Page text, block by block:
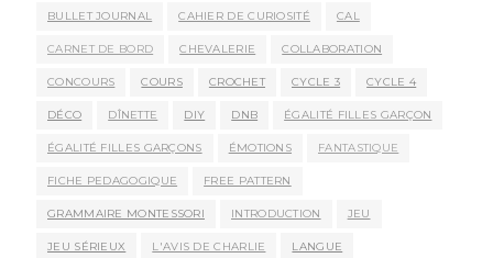
BULLET JOURNAL CAHIER DE CURIOSITÉ CAL
CARNET DE BORD CHEVALERIE COLLABORATION
CONCOURS COURS CROCHET CYCLE 3 CYCLE 4
DÉCO DÎNETTE DIY DNB ÉGALITÉ FILLES GARÇON
ÉGALITÉ FILLES GARÇONS ÉMOTIONS FANTASTIQUE
FICHE PEDAGOGIQUE FREE PATTERN
GRAMMAIRE MONTESSORI INTRODUCTION JEU
JEU SÉRIEUX L'AVIS DE CHARLIE LANGUE